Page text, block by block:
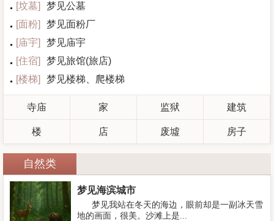
[坟墓]
梦见公墓
[面粉]
梦见面粉厂
[庙宇]
梦见庙宇
[住宿]
梦见旅馆(旅店)
[楼梯] 梦见楼梯、爬楼梯
寺庙 家 监狱 建筑
楼 店 废墟 房子
自然类
梦见海滨城市
梦见我站在冬天的海边，眼前却是一副冰天雪
地的画面，很美。沙滩上是...